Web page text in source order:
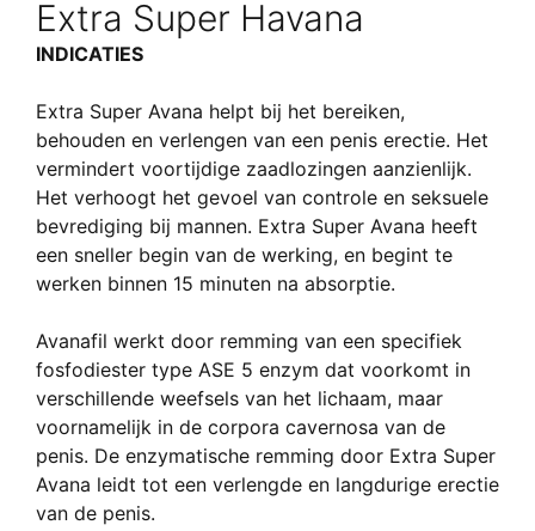
Extra Super Havana
INDICATIES
Extra Super Avana helpt bij het bereiken,
behouden en verlengen van een penis erectie. Het
vermindert voortijdige zaadlozingen aanzienlijk.
Het verhoogt het gevoel van controle en seksuele
bevrediging bij mannen. Extra Super Avana heeft
een sneller begin van de werking, en begint te
werken binnen 15 minuten na absorptie.
Avanafil werkt door remming van een specifiek
fosfodiester type ASE 5 enzym dat voorkomt in
verschillende weefsels van het lichaam, maar
voornamelijk in de corpora cavernosa van de
penis. De enzymatische remming door Extra Super
Avana leidt tot een verlengde en langdurige erectie
van de penis.